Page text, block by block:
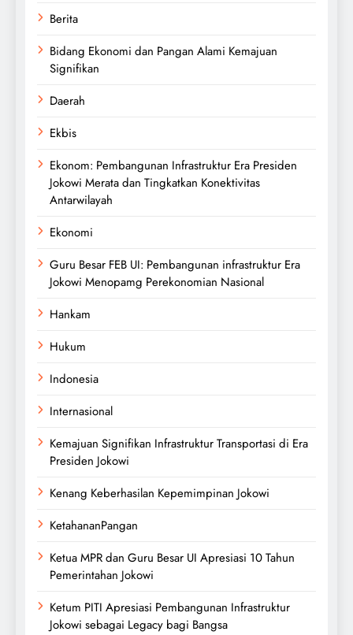
Berita
Bidang Ekonomi dan Pangan Alami Kemajuan
Signifikan
Daerah
Ekbis
Ekonom: Pembangunan Infrastruktur Era Presiden
Jokowi Merata dan Tingkatkan Konektivitas
Antarwilayah
Ekonomi
Guru Besar FEB UI: Pembangunan infrastruktur Era
Jokowi Menopamg Perekonomian Nasional
Hankam
Hukum
Indonesia
Internasional
Kemajuan Signifikan Infrastruktur Transportasi di Era
Presiden Jokowi
Kenang Keberhasilan Kepemimpinan Jokowi
KetahananPangan
Ketua MPR dan Guru Besar UI Apresiasi 10 Tahun
Pemerintahan Jokowi
Ketum PITI Apresiasi Pembangunan Infrastruktur
Jokowi sebagai Legacy bagi Bangsa